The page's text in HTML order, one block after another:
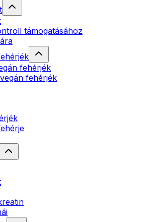
támogatásához
fehérjék
fehérjék